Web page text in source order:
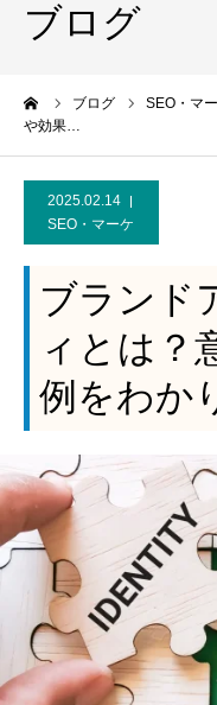
ブログ
ブログ SEO・マ
や効果…
2025.02.14
SEO・マーケ
ブランド
ィとは？
例をわか